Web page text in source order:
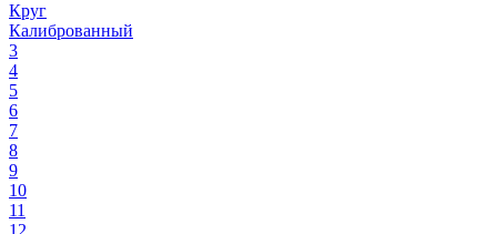
Круг
Калиброванный
3
4
5
6
7
8
9
10
11
12